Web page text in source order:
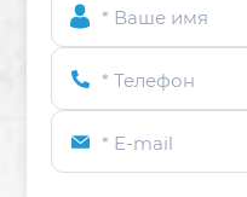
* Ваше имя
* Телефон
* E-mail